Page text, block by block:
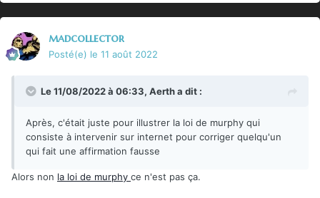
madcollector
Posté(e) le 11 août 2022
Le 11/08/2022 à 06:33, Aertha dit :
Après, c'était juste pour illustrer la loi de murphy qui
consiste à intervenir sur internet pour corriger quelqu'un
qui fait une affirmation fausse
Alors non la loi de murphy ce n'est pas ça.